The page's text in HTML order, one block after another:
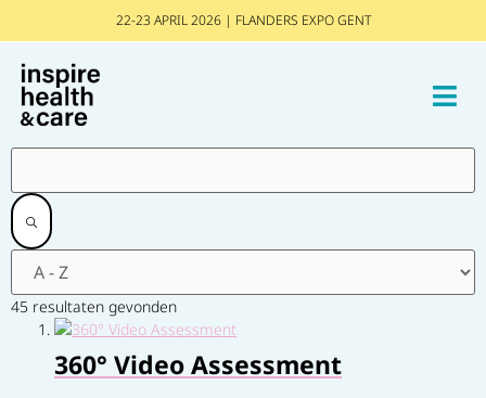
22-23 APRIL 2026 | FLANDERS EXPO GENT
45 resultaten gevonden
360° Video Assessment